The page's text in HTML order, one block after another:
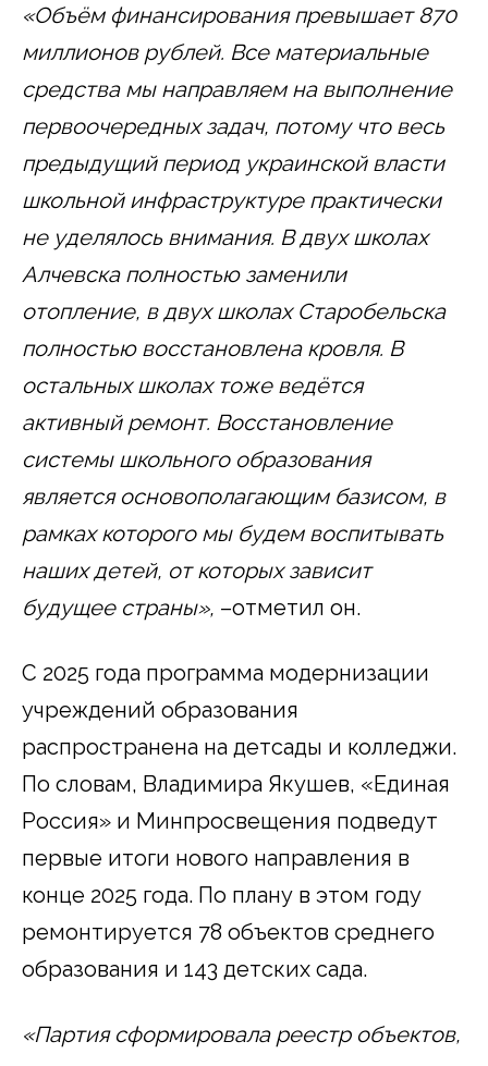
«Объём финансирования превышает 870
миллионов рублей. Все материальные
средства мы направляем на выполнение
первоочередных задач, потому что весь
предыдущий период украинской власти
школьной инфраструктуре практически
не уделялось внимания. В двух школах
Алчевска полностью заменили
отопление, в двух школах Старобельска
полностью восстановлена кровля. В
остальных школах тоже ведётся
активный ремонт. Восстановление
системы школьного образования
является основополагающим базисом, в
рамках которого мы будем воспитывать
наших детей, от которых зависит
будущее страны», –отметил он.
С 2025 года программа модернизации
учреждений образования
распространена на детсады и колледжи.
По словам, Владимира Якушев, «Единая
Россия» и Минпросвещения подведут
первые итоги нового направления в
конце 2025 года. По плану в этом году
ремонтируется 78 объектов среднего
образования и 143 детских сада.
«Партия сформировала реестр объектов,